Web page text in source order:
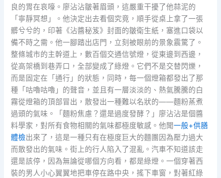
良的胃在哀嚎。廖沾沾皺著眉頭，這嚴重干擾了他蒜泥的
「寧靜冥想」。他決定出去看個究竟，順手從桌上拿了一張
髒兮兮的，印著《沾醬秘笈》封面的皺衛生紙，塞進口袋以
備不時之需。他一腳踏出店門，立刻被眼前的景象震驚了。
整條城市的主幹道上，數百個交通信號燈，從東邊到西邊，
從高架橋到巷弄口，全部變成了綠燈。它們不是交替閃爍，
而是固定在「通行」的狀態，同時，每一個燈箱都發出了那
種「咕嚕咕嚕」的聲音，並且有一層淡淡的、熱氣騰騰的白
霧從燈箱的頂部冒出，散發出一種難以名狀的——麵粉蒸煮
過頭的氣味。「麵粉焦慮？還是過度發酵？」廖沾沾是個醬
料學家，對所有食物相關的氣味都極度敏感。他聞一般+供膳
體檢出來了，這是一種只有在極度巨大的麵團因為壓力過大
而散發出的氣味。街上的行人陷入了混亂。汽車不知道該走
還是該停，因為無論從哪個方向看，都是綠燈。一個穿著西
裝的男人小心翼翼地把車停在路中央，搖下車窗，對著紅綠